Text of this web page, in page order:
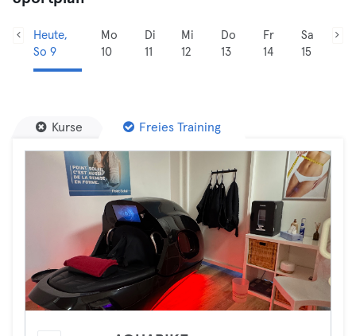
Heute,
So 9
Mo
10
Di
11
Mi
12
Do
13
Fr
14
Sa
15
Kurse Freies Training